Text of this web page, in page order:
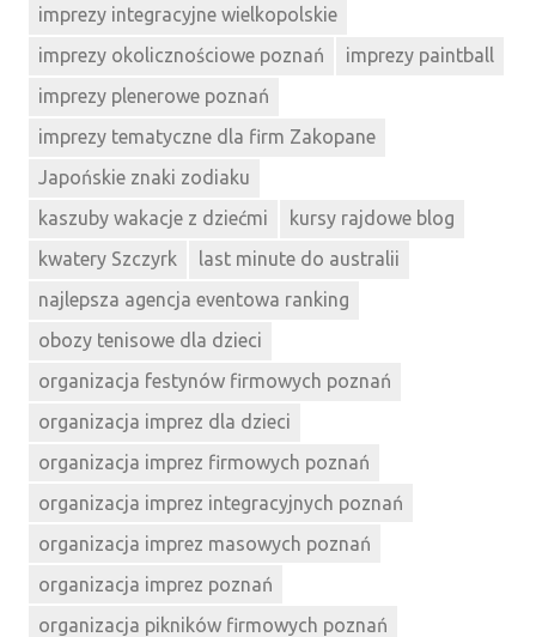
imprezy integracyjne wielkopolskie
imprezy okolicznościowe poznań
imprezy paintball
imprezy plenerowe poznań
imprezy tematyczne dla firm Zakopane
Japońskie znaki zodiaku
kaszuby wakacje z dziećmi
kursy rajdowe blog
kwatery Szczyrk
last minute do australii
najlepsza agencja eventowa ranking
obozy tenisowe dla dzieci
organizacja festynów firmowych poznań
organizacja imprez dla dzieci
organizacja imprez firmowych poznań
organizacja imprez integracyjnych poznań
organizacja imprez masowych poznań
organizacja imprez poznań
organizacja pikników firmowych poznań